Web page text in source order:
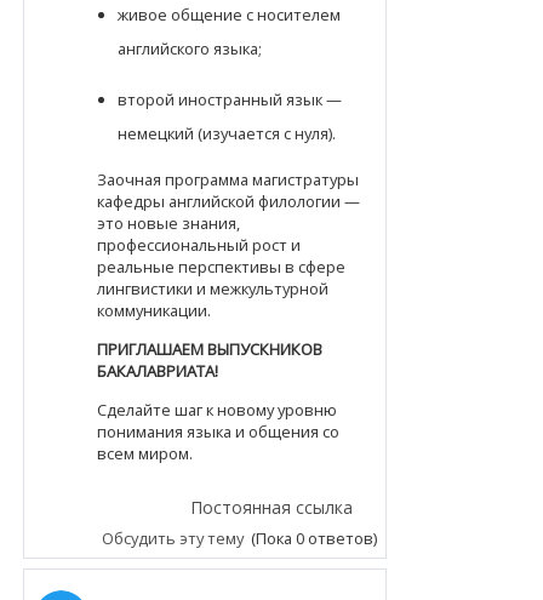
живое общение с носителем
английского языка;
второй иностранный язык —
немецкий (изучается с нуля).
Заочная программа магистратуры
кафедры английской филологии —
это новые знания,
профессиональный рост и
реальные перспективы в сфере
лингвистики и межкультурной
коммуникации.
ПРИГЛАШАЕМ ВЫПУСКНИКОВ
БАКАЛАВРИАТА!
Сделайте шаг к новому уровню
понимания языка и общения со
всем миром.
Постоянная ссылка
Обсудить эту тему (Пока 0 ответов)